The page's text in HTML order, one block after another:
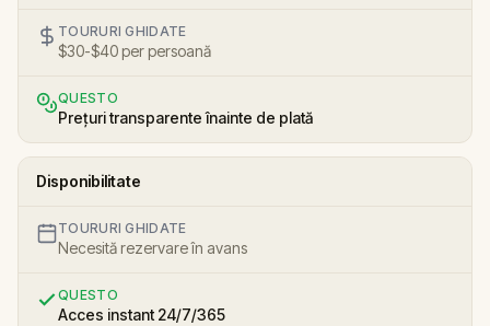
TOURURI GHIDATE
$30-$40 per persoană
QUESTO
Prețuri transparente înainte de plată
Disponibilitate
TOURURI GHIDATE
Necesită rezervare în avans
QUESTO
Acces instant 24/7/365